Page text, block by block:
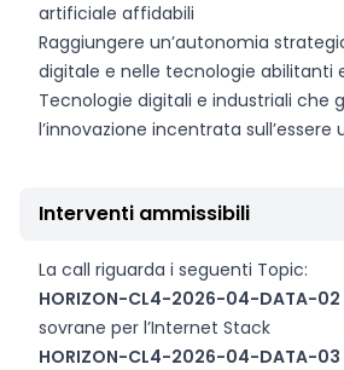
artificiale affidabili
Raggiungere un’autonomia
digitale e nelle tecnologie abilitanti
Tecnologie digitali e industriali che
l’innovazione incentrata sull’essere
Interventi ammissibili
La call riguarda i seguenti Topic:
HORIZON-CL4-2026-04-DATA-02
sovrane per l’Internet Stack
HORIZON-CL4-2026-04-DATA-03